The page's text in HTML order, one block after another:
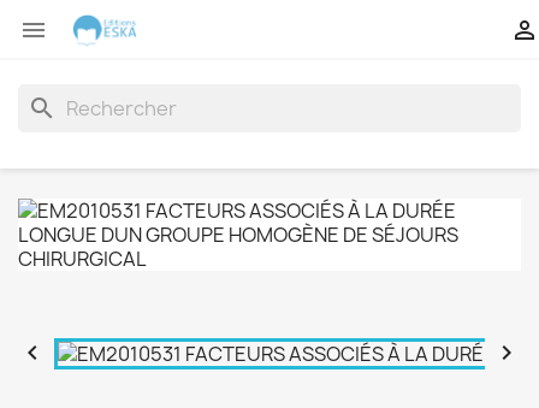
 
search
 